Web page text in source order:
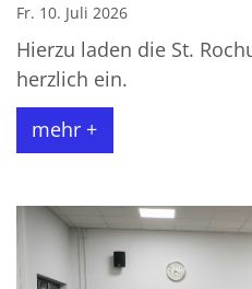
Fr. 10. Juli 2026
Hierzu laden die St.
herzlich ein.
mehr +